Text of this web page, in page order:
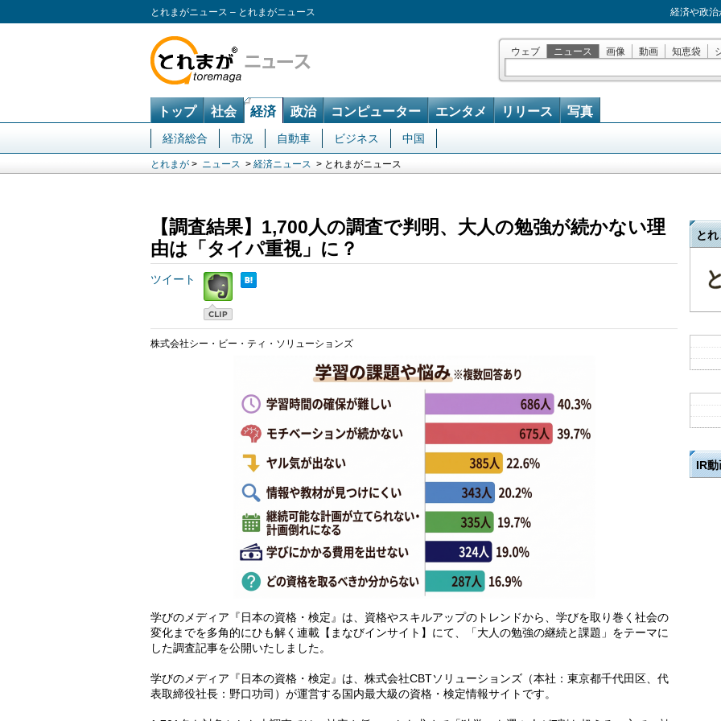
とれまがニュース – とれまがニュース 経済や政
ウェブ ニュース 画像 動画 知恵袋
トップ 社会 経済 政治 コンピューター エンタメ リリース 写真
経済総合 市況 自動車 ビジネス 中国
とれまが > ニュース > 経済ニュース > とれまがニュース
【調査結果】1,700人の調査で判明、大人の勉強が続かない理
由は「タイパ重視」に？
ツイート
株式会社シー・ビー・ティ・ソリューションズ
学びのメディア『日本の資格・検定』は、資格やスキルアップのトレンドから、学びを取り巻く社会の
変化までを多角的にひも解く連載【まなびインサイト】にて、「大人の勉強の継続と課題」をテーマに
した調査記事を公開いたしました。
学びのメディア『日本の資格・検定』は、株式会社CBTソリューションズ（本社：東京都千代田区、代
表取締役社長：野口功司）が運営する国内最大級の資格・検定情報サイトです。
とれ
IR動